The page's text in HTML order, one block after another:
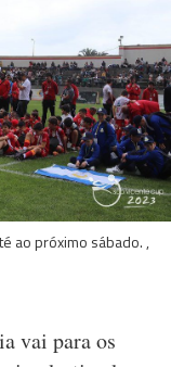
ao próximo sábado. ,
vai para os